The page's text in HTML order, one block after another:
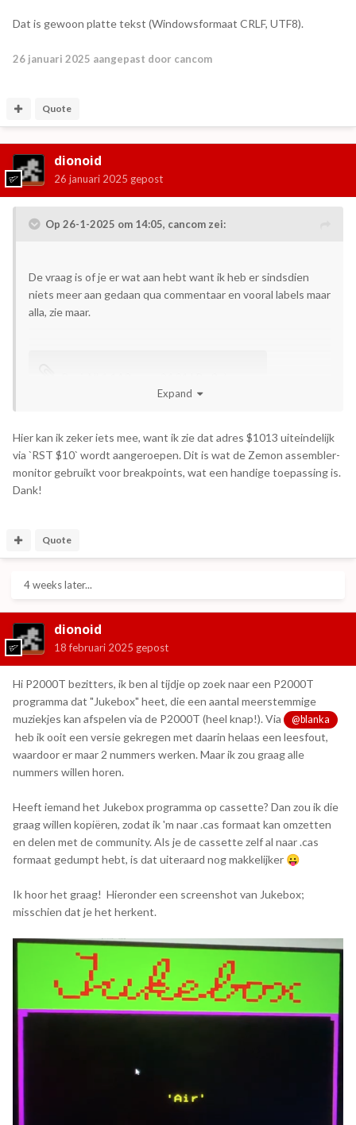
Dat is gewoon platte tekst (Windowsformaat CRLF, UTF8).
26 januari 2025 aangepast door cancom
Quote
dionoid
26 januari 2025 gepost
Op 26-1-2025 om 14:05, cancom zei:
De vraag is of je er wat aan hebt want ik heb er sindsdien
niets meer aan gedaan qua commentaar en vooral labels maar
alla, zie maar.
Expand
Hier kan ik zeker iets mee, want ik zie dat adres $1013 uiteindelijk
via `RST $10` wordt aangeroepen. Dit is wat de Zemon assembler-
monitor gebruikt voor breakpoints, wat een handige toepassing is.
Dank!
Quote
4 weeks later...
dionoid
18 februari 2025 gepost
Hi P2000T bezitters, ik ben al tijdje op zoek naar een P2000T
programma dat "Jukebox" heet, die een aantal meerstemmige
muziekjes kan afspelen via de P2000T (heel knap!). Via
@blanka
heb ik ooit een versie gekregen met daarin helaas een leesfout,
waardoor er maar 2 nummers werken. Maar ik zou graag alle
nummers willen horen.
Heeft iemand het Jukebox programma op cassette? Dan zou ik die
graag willen kopiëren, zodat ik 'm naar .cas formaat kan omzetten
en delen met de community. Als je de cassette zelf al naar .cas
formaat gedumpt hebt, is dat uiteraard nog makkelijker 😛
Ik hoor het graag! Hieronder een screenshot van Jukebox;
misschien dat je het herkent.